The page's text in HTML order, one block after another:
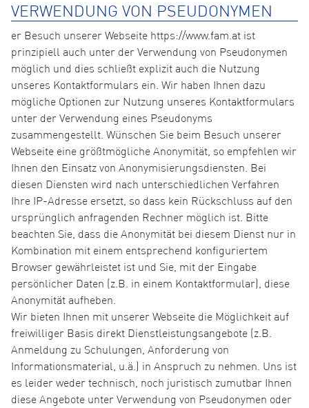
VERWENDUNG VON PSEUDONYMEN
er Besuch unserer Webseite https://www.fam.at ist
prinzipiell auch unter der Verwendung von Pseudonymen
möglich und dies schließt explizit auch die Nutzung
unseres Kontaktformulars ein. Wir haben Ihnen dazu
mögliche Optionen zur Nutzung unseres Kontaktformulars
unter der Verwendung eines Pseudonyms
zusammengestellt. Wünschen Sie beim Besuch unserer
Webseite eine größtmögliche Anonymität, so empfehlen wir
Ihnen den Einsatz von Anonymisierungsdiensten. Bei
diesen Diensten wird nach unterschiedlichen Verfahren
Ihre IP-Adresse ersetzt, so dass kein Rückschluss auf den
ursprünglich anfragenden Rechner möglich ist. Bitte
beachten Sie, dass die Anonymität bei diesem Dienst nur in
Kombination mit einem entsprechend konfiguriertem
Browser gewährleistet ist und Sie, mit der Eingabe
persönlicher Daten (z.B. in einem Kontaktformular), diese
Anonymität aufheben.
Wir bieten Ihnen mit unserer Webseite die Möglichkeit auf
freiwilliger Basis direkt Dienstleistungsangebote (z.B.
Anmeldung zu Schulungen, Anforderung von
Informationsmaterial, u.ä.) in Anspruch zu nehmen. Uns ist
es leider weder technisch, noch juristisch zumutbar Ihnen
diese Angebote unter Verwendung von Pseudonymen oder